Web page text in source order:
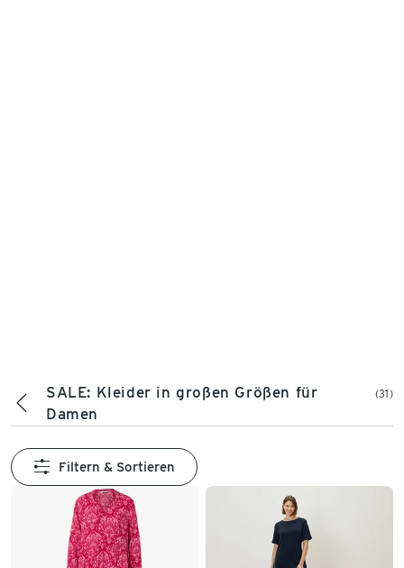
SALE: Kleider in großen Größen für
Damen
(31)
Filtern & Sortieren